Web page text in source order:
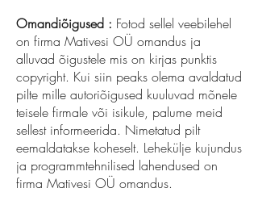
Omandiõigused : Fotod sellel veebilehel
on firma Mativesi OÜ omandus ja
alluvad õigustele mis on kirjas punktis
copyright. Kui siin peaks olema avaldatud
pilte mille autoriõigused kuuluvad mõnele
teisele firmale või isikule, palume meid
sellest informeerida. Nimetatud pilt
eemaldatakse koheselt. Lehekülje kujundus
ja programmtehnilised lahendused on
firma Mativesi OÜ omandus.